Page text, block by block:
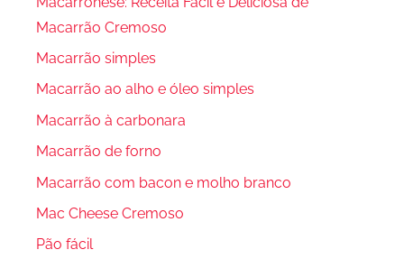
Macarrão Cremoso
Macarrão simples
Macarrão ao alho e óleo simples
Macarrão à carbonara
Macarrão de forno
Macarrão com bacon e molho branco
Mac Cheese Cremoso
Pão fácil